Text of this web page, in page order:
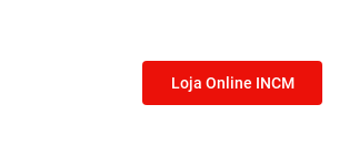
Loja Online INCM